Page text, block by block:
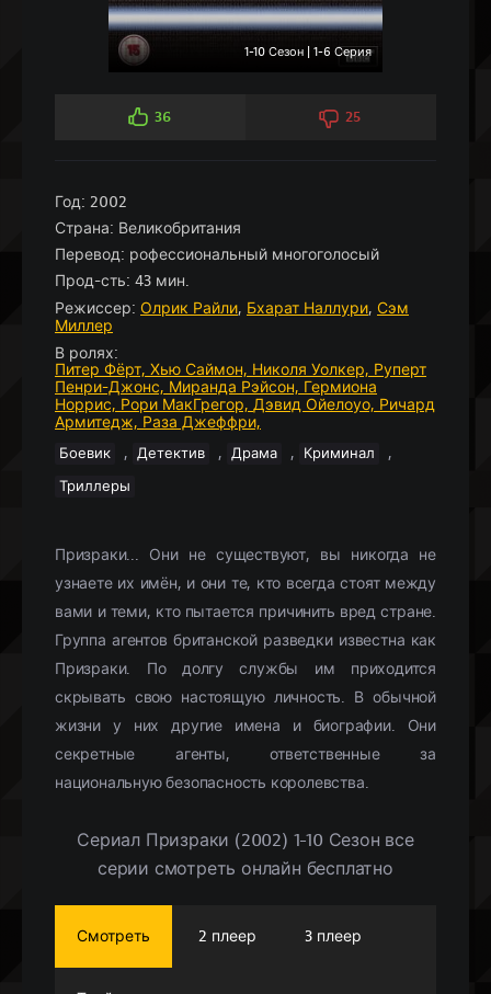
1-10 Сезон | 1-6 Серия
36 25
Год: 2002
Страна: Великобритания
Перевод: рофессиональный многоголосый
Прод-сть: 43 мин.
Режиссер: Олрик Райли, Бхарат Наллури, Сэм
Миллер
В ролях:
Питер Фёрт, Хью Саймон, Николя Уолкер, Руперт
Пенри-Джонс, Миранда Рэйсон, Гермиона
Норрис, Рори МакГрегор, Дэвид Ойелоуо, Ричард
Армитедж, Раза Джеффри,
Боевик , Детектив , Драма , Криминал ,
Триллеры
Призраки... Они не существуют, вы никогда не
узнаете их имён, и они те, кто всегда стоят между
вами и теми, кто пытается причинить вред стране.
Группа агентов британской разведки известна как
Призраки. По долгу службы им приходится
скрывать свою настоящую личность. В обычной
жизни у них другие имена и биографии. Они
секретные агенты, ответственные за
национальную безопасность королевства.
Сериал Призраки (2002) 1-10 Сезон все
серии смотреть онлайн бесплатно
Смотреть 2 плеер 3 плеер